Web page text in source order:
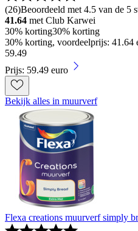
(26)Beoordeeld met 4.5 van de 5
41.64 met Club Karwei
30% korting30% korting
30% korting, voordeelprijs: 41.64
59.49
Prijs: 59.49 euro
Bekijk alles in muurverf
Flexa creations muurverf simply